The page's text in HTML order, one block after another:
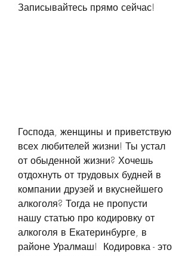
Записывайтесь прямо сейчас!
Господа, женщины и приветствую
всех любителей жизни! Ты устал
от обыденной жизни? Хочешь
отдохнуть от трудовых будней в
компании друзей и вкуснейшего
алкоголя? Тогда не пропусти
нашу статью про кодировку от
алкоголя в Екатеринбурге, в
районе Уралмаш!  Кодировка - это